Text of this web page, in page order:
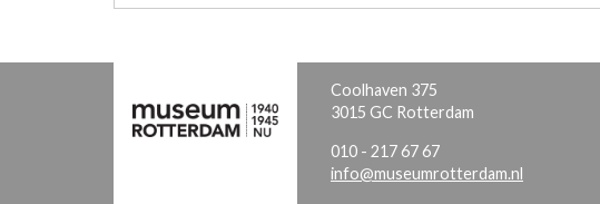
Coolhaven 375
3015 GC Rotterdam
010 - 217 67 67
info@museumrotterdam.nl